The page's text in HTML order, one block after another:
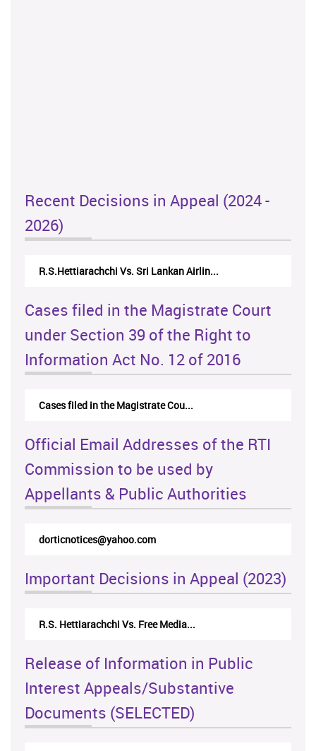
Recent Decisions in Appeal (2024 -
2026)
N.Kodituwakku Vs. Attorney General's De...
Cases filed in the Magistrate Court
under Section 39 of the Right to
Information Act No. 12 of 2016
Cases filed in the Magistrate Cou...
Official Email Addresses of the RTI
Commission to be used by
Appellants & Public Authorities
rticappeals@gmail.com
Important Decisions in Appeal (2023)
Centre for Society and Religion V...
Release of Information in Public
Interest Appeals/Substantive
Documents (SELECTED)